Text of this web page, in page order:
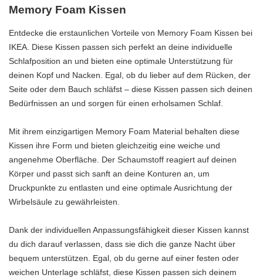
Memory Foam Kissen
Entdecke die erstaunlichen Vorteile von Memory Foam Kissen bei
IKEA. Diese Kissen passen sich perfekt an deine individuelle
Schlafposition an und bieten eine optimale Unterstützung für
deinen Kopf und Nacken. Egal, ob du lieber auf dem Rücken, der
Seite oder dem Bauch schläfst – diese Kissen passen sich deinen
Bedürfnissen an und sorgen für einen erholsamen Schlaf.
Mit ihrem einzigartigen Memory Foam Material behalten diese
Kissen ihre Form und bieten gleichzeitig eine weiche und
angenehme Oberfläche. Der Schaumstoff reagiert auf deinen
Körper und passt sich sanft an deine Konturen an, um
Druckpunkte zu entlasten und eine optimale Ausrichtung der
Wirbelsäule zu gewährleisten.
Dank der individuellen Anpassungsfähigkeit dieser Kissen kannst
du dich darauf verlassen, dass sie dich die ganze Nacht über
bequem unterstützen. Egal, ob du gerne auf einer festen oder
weichen Unterlage schläfst, diese Kissen passen sich deinem